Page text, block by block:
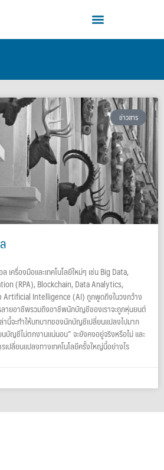
ข่าวสาร
เครื่องมือและเทคโนโลยีใหม่ๆ เช่น Big Data,
(RPA), Blockchain, Data Analytics,
Artificial Intelligence (AI) ถูกพูดถึงในวงกว้าง
ายอาชีพรวมถึงอาชีพนักบัญชีของเราจะถูกหุ่นยนต์
านี้จะทำให้บทบาทของนักบัญชีเปลี่ยนแปลงไปมาก
นบัญชีไม่ตกงานแน่นอน” จะยังคงอยู่จริงหรือไม่ และ
ปลี่ยนแปลงทางเทคโนโลยีครั้งใหญ่นี้อย่างไร